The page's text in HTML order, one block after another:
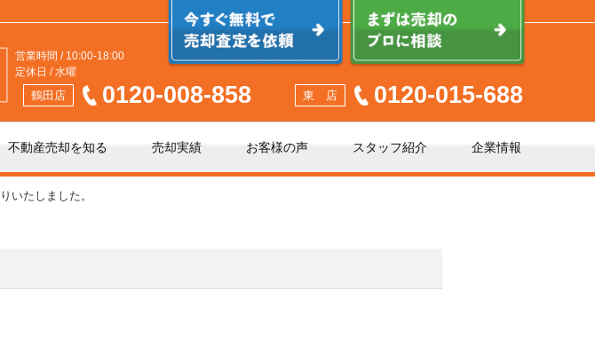
営業時間 / 10:00-18:00
定休日 / 水曜
鶴田店 0120-008-858 東 店 0120-015-688
不動産売却を知る
不動産売却時の諸費用
売却実績 お客様の声 スタッフ紹介 企業情報
たしました。